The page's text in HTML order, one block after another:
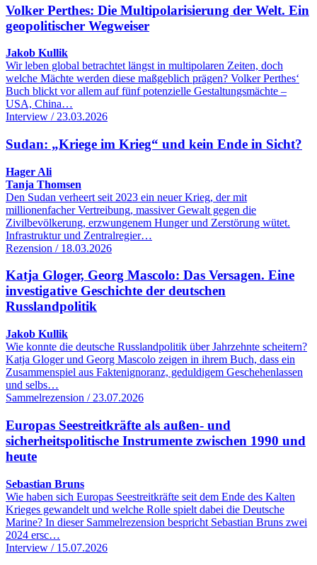
Volker Perthes: Die Multipolarisierung der Welt. Ein
geopolitischer Wegweiser
Jakob Kullik
Wir leben global betrachtet längst in multipolaren Zeiten, doch
welche Mächte werden diese maßgeblich prägen? Volker Perthes‘
Buch blickt vor allem auf fünf potenzielle Gestaltungsmächte –
USA, China…
Interview / 23.03.2026
Sudan: „Kriege im Krieg“ und kein Ende in Sicht?
Hager Ali
Tanja Thomsen
Den Sudan verheert seit 2023 ein neuer Krieg, der mit
millionenfacher Vertreibung, massiver Gewalt gegen die
Zivilbevölkerung, erzwungenem Hunger und Zerstörung wütet.
Infrastruktur und Zentralregier…
Rezension / 18.03.2026
Katja Gloger, Georg Mascolo: Das Versagen. Eine
investigative Geschichte der deutschen
Russlandpolitik
Jakob Kullik
Wie konnte die deutsche Russlandpolitik über Jahrzehnte scheitern?
Katja Gloger und Georg Mascolo zeigen in ihrem Buch, dass ein
Zusammenspiel aus Faktenignoranz, geduldigem Geschehenlassen
und selbs…
Sammelrezension / 23.07.2026
Europas Seestreitkräfte als außen- und
sicherheitspolitische Instrumente zwischen 1990 und
heute
Sebastian Bruns
Wie haben sich Europas Seestreitkräfte seit dem Ende des Kalten
Krieges gewandelt und welche Rolle spielt dabei die Deutsche
Marine? In dieser Sammelrezension bespricht Sebastian Bruns zwei
2024 ersc…
Interview / 15.07.2026